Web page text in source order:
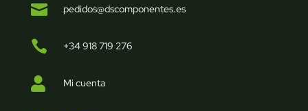
 pedidos@dscomponentes.es
 +34 918 719 276
 Mi cuenta